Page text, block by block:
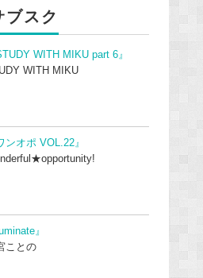
ブスク
WITH MIKU part 6』
WITH MIKU
ンオポ VOL.22』
』
ことの